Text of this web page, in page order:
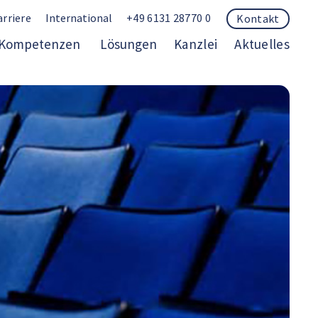
International +49 6131 28770 0 Kontakt
Lösungen Kanzlei Aktuelles